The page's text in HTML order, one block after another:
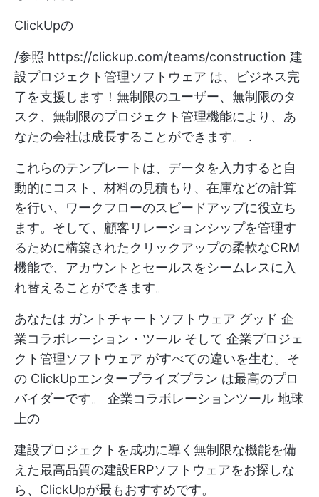
ClickUpの
/参照 https://clickup.com/teams/construction 建
設プロジェクト管理ソフトウェア は、ビジネス完
了を支援します！無制限のユーザー、無制限のタ
スク、無制限のプロジェクト管理機能により、あ
なたの会社は成長することができます。
.
これらのテンプレートは、データを入力すると自
動的にコスト、材料の見積もり、在庫などの計算
を行い、ワークフローのスピードアップに役立ち
ます。そして、顧客リレーションシップを管理す
るために構築されたクリックアップの柔軟なCRM
機能で、アカウントとセールスをシームレスに入
れ替えることができます。
あなたは ガントチャートソフトウェア グッド 企
業コラボレーション・ツール そして 企業プロジェ
クト管理ソフトウェア がすべての違いを生む。そ
の ClickUpエンタープライズプラン は最高のプロ
バイダーです。 企業コラボレーションツール 地球
上の
建設プロジェクトを成功に導く無制限な機能を備
えた最高品質の建設ERPソフトウェアをお探しな
ら、ClickUpが最もおすすめです。